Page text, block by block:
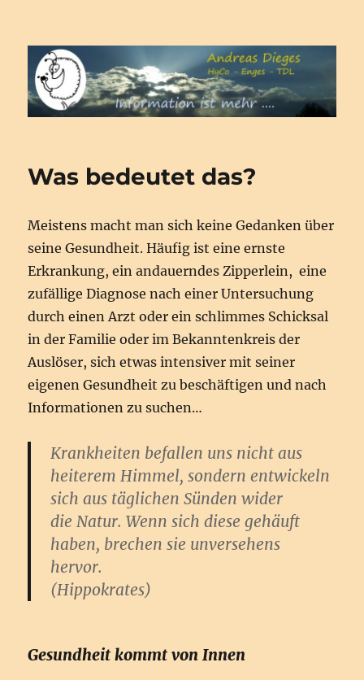
Andreas Dieges – Hypnose –
Gesundheitsberatung –
Dienstleistungen
Was bedeutet das?
Meistens macht man sich keine Gedanken über
seine Gesundheit. Häufig ist eine ernste
Erkrankung, ein andauerndes Zipperlein, eine
zufällige Diagnose nach einer Untersuchung
durch einen Arzt oder ein schlimmes Schicksal
in der Familie oder im Bekanntenkreis der
Auslöser, sich etwas intensiver mit seiner
eigenen Gesundheit zu beschäftigen und nach
Informationen zu suchen…
Krankheiten befallen uns nicht aus
heiterem Himmel, sondern entwickeln
sich aus täglichen Sünden wider
die Natur. Wenn sich diese gehäuft
haben, brechen sie unversehens
hervor.
(Hippokrates)
Gesundheit kommt von Innen